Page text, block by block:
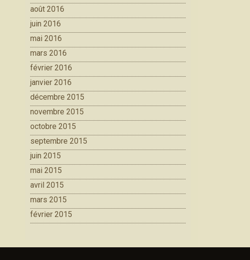
août 2016
juin 2016
mai 2016
mars 2016
février 2016
janvier 2016
décembre 2015
novembre 2015
octobre 2015
septembre 2015
juin 2015
mai 2015
avril 2015
mars 2015
février 2015